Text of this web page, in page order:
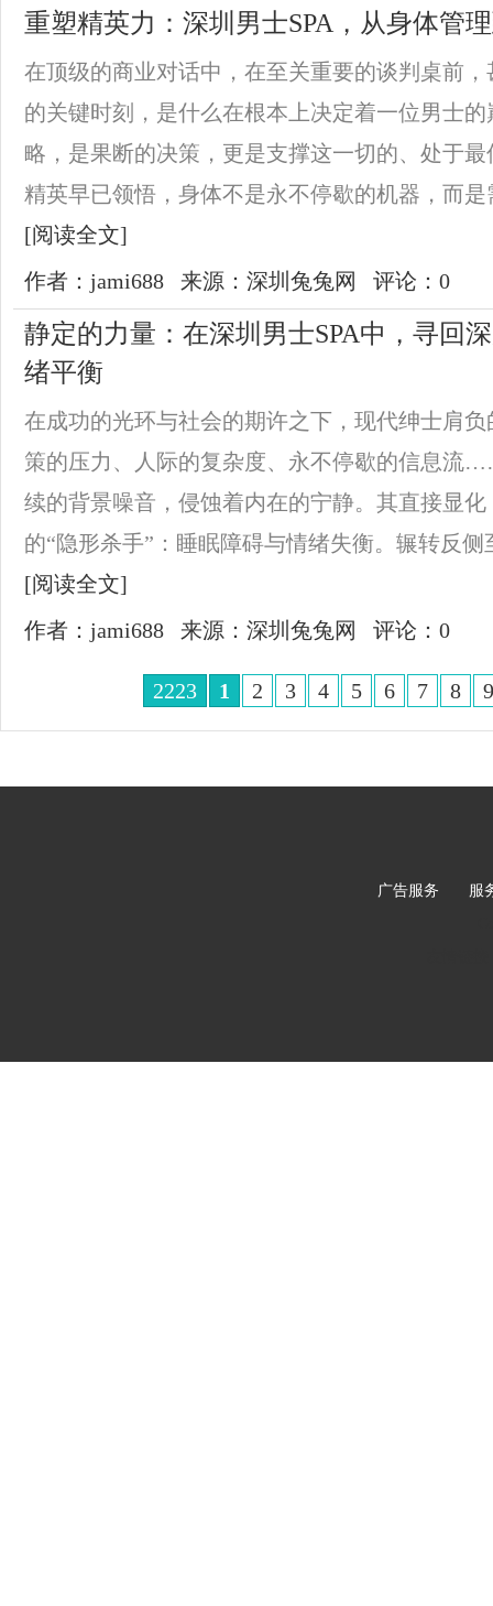
重塑精英力：深圳男士SPA，从身体管
在顶级的商业对话中，在至关重要的谈判桌前
的关键时刻，是什么在根本上决定着一位男士
略，是果断的决策，更是支撑这一切的、处于
精英早已领悟，身体不是永不停歇的机器，而
[阅读全文]
作者：jami688
来源：深圳兔兔网 评论：0
静定的力量：在深圳男士SPA中，寻回
绪平衡
在成功的光环与社会的期许之下，现代绅士肩
策的压力、人际的复杂度、永不停歇的信息流
续的背景噪音，侵蚀着内在的宁静。其直接显
的“隐形杀手”：睡眠障碍与情绪失衡。辗转反
[阅读全文]
作者：jami688
来源：深圳兔兔网 评论：0
2223 1 2 3 4 5 6 7 8 9
广告服务
服